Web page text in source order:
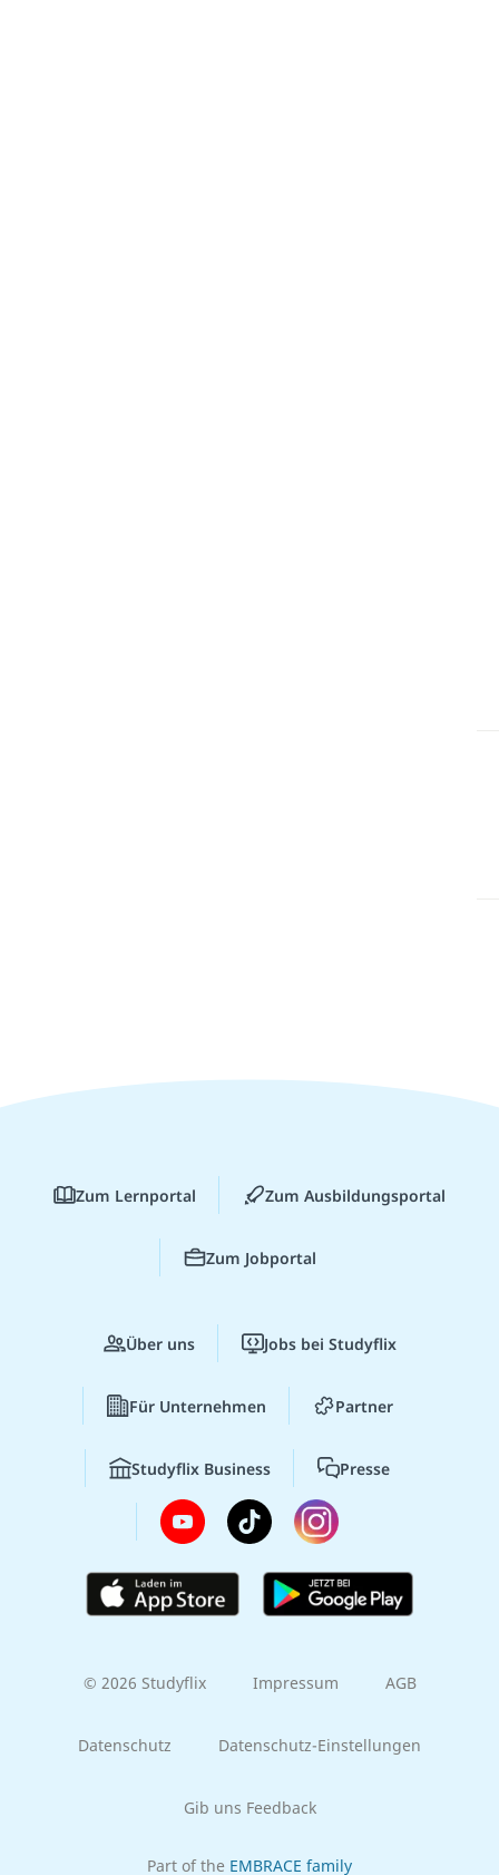
Zum Lernportal Zum Ausbildungsportal
Zum Jobportal
Über uns Jobs bei Studyflix
Für Unternehmen Partner
Studyflix Business Presse
© 2026 Studyflix Impressum AGB
Datenschutz Datenschutz-Einstellungen
Gib uns Feedback
Part of the EMBRACE family